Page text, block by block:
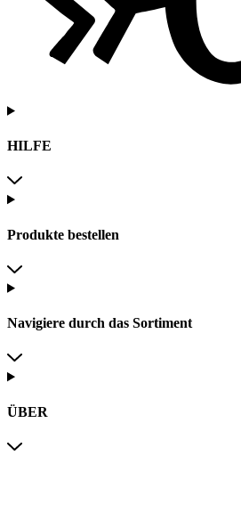
HILFE
Produkte bestellen
Navigiere durch das Sortiment
ÜBER